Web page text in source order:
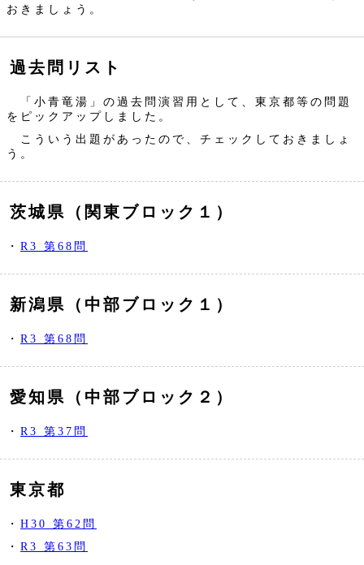
おきましょう。
過去問リスト
「小青竜湯」の過去問演習用として、東京都等の問題
をピックアップしました。
こういう出題があったので、チェックしておきましょ
う。
茨城県（関東ブロック１）
・ R3 第68問
新潟県（中部ブロック１）
・ R3 第68問
愛知県（中部ブロック２）
・ R3 第37問
東京都
・ H30 第62問
・ R3 第63問